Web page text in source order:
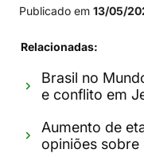
Publicado em 13/05/
Relacionadas:
Brasil no
e conflito em
Aumento de
opiniões